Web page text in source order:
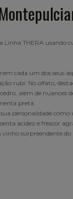
a Linha THERA
cada um dos seus
rubi. No olfato,
além de nuances
preta.
personalidade como
acidez e frescor
surpreendente